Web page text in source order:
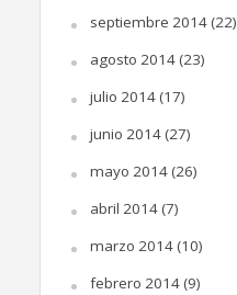
septiembre 2014(22)
agosto 2014(23)
julio 2014(17)
junio 2014(27)
mayo 2014(26)
abril 2014(7)
marzo 2014(10)
febrero 2014(9)